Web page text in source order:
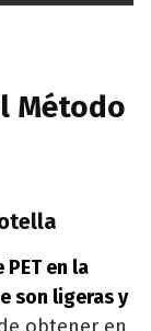
Método
en la
son ligeras y